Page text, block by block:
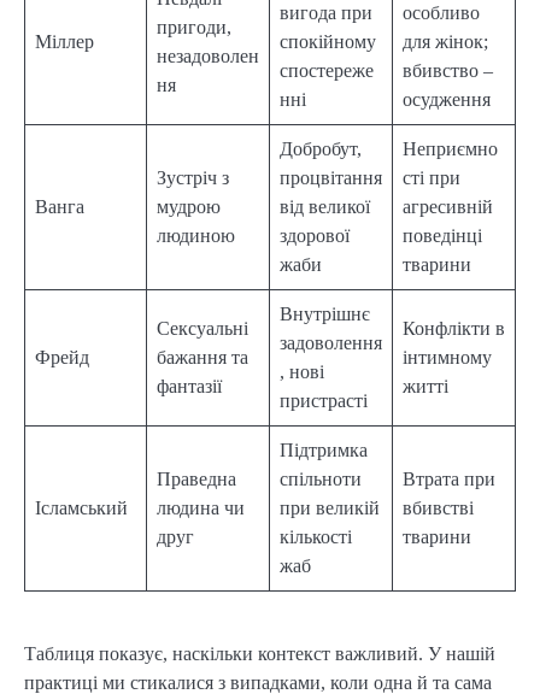
Міллер
пригоди,
незадоволен
ня
вигода при
спокійному
спостереже
нні
особливо
для жінок;
вбивство –
осудження
Ванга
Зустріч з
мудрою
людиною
Добробут,
процвітання
від великої
здорової
жаби
Неприємно
сті при
агресивній
поведінці
тварини
Фрейд
Сексуальні
бажання та
фантазії
Внутрішнє
задоволення
, нові
пристрасті
Конфлікти в
інтимному
житті
Ісламський
Праведна
людина чи
друг
Підтримка
спільноти
при великій
кількості
жаб
Втрата при
вбивстві
тварини
Таблиця показує, наскільки контекст важливий. У нашій
практиці ми стикалися з випадками, коли одна й та сама